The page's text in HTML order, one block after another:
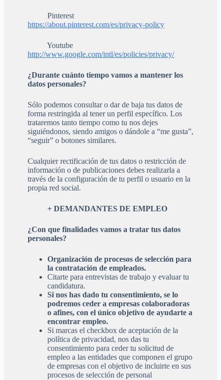
Pinterest
https://about.pinterest.com/es/privacy-policy
Youtube
http://www.google.com/intl/es/policies/privacy/
¿Durante cuánto tiempo vamos a mantener los
datos personales?
Sólo podemos consultar o dar de baja tus datos de
forma restringida al tener un perfil específico. Los
trataremos tanto tiempo como tu nos dejes
siguiéndonos, siendo amigos o dándole a “me gusta”,
“seguir” o botones similares.
Cualquier rectificación de tus datos o restricción de
información o de publicaciones debes realizarla a
través de la configuración de tu perfil o usuario en la
propia red social.
+ DEMANDANTES DE EMPLEO
¿Con que finalidades vamos a tratar tus datos
personales?
Organización de procesos de selección para
la contratación de empleados.
Citarte para entrevistas de trabajo y evaluar tu
candidatura.
Si nos has dado tu consentimiento, se lo
podremos ceder a empresas colaboradoras
o afines, con el único objetivo de ayudarte a
encontrar empleo.
Si marcas el checkbox de aceptación de la
política de privacidad, nos das tu
consentimiento para ceder tu solicitud de
empleo a las entidades que componen el grupo
de empresas con el objetivo de incluirte en sus
procesos de selección de personal